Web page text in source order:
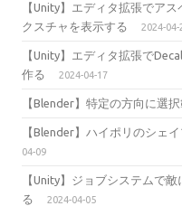
【Unity】エディタ拡張でア
クスチャを表示する
2024-04-
【Unity】エディタ拡張で
作る
2024-04-17
【Blender】特定の方向に選
【Blender】ハイポリのシェ
04-09
【Unity】ジョブシステムで
る
2024-04-05